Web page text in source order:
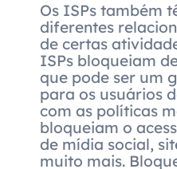
Os ISPs também
diferentes
de certas
ISPs bloqueiam
que pode ser um
para os usuários
com as políticas
bloqueiam o
de mídia social,
muito mais.